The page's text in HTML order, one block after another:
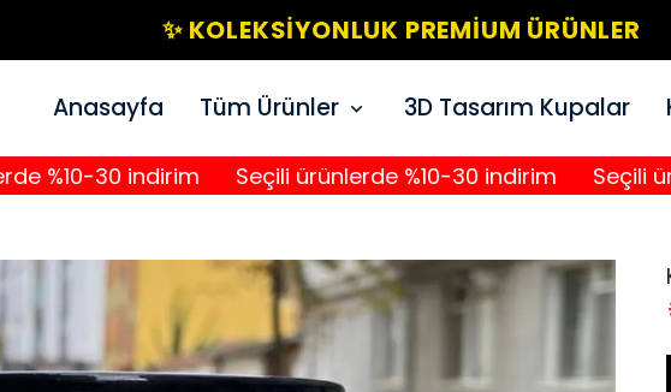
✨ KOLEKSIYONLUK PREMIUM ÜRÜNLER
Anasayfa Tüm Ürünler 3D Tasarım Kupalar
30 indirim Seçili ürünlerde %10-30 indirim Seçili